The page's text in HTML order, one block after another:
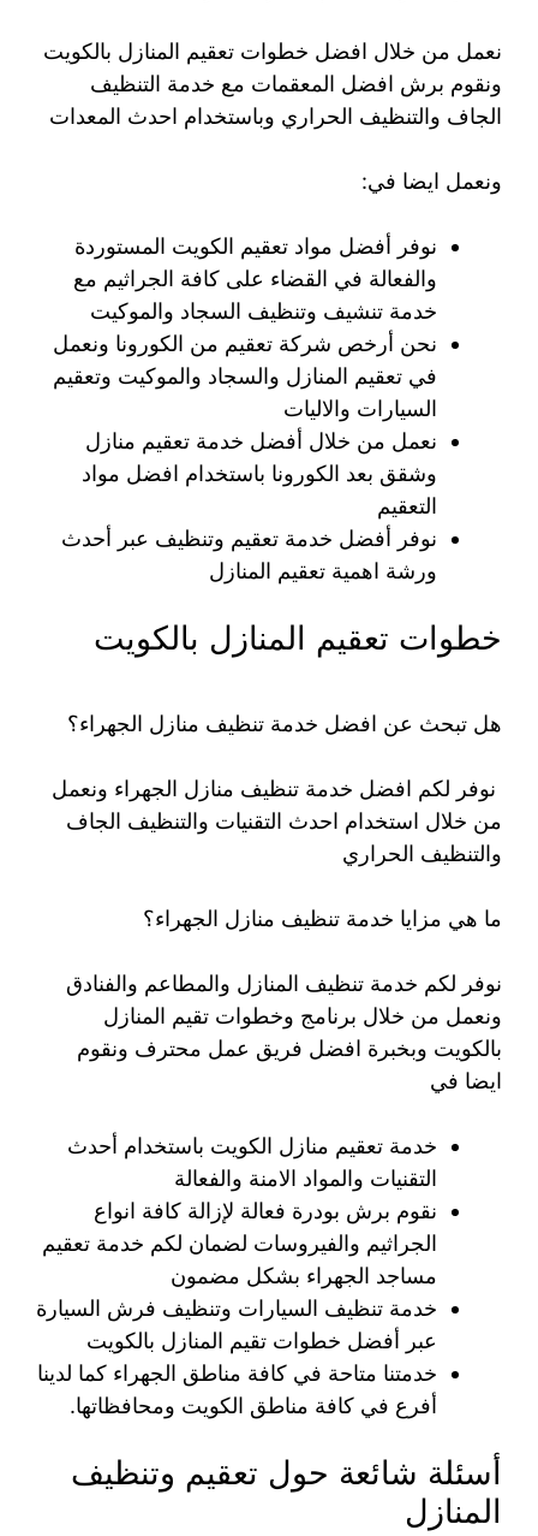
نعمل من خلال افضل خطوات تعقيم المنازل بالكويت
ونقوم برش افضل المعقمات مع خدمة التنظيف
الجاف والتنظيف الحراري وباستخدام احدث المعدات
ونعمل ايضا في:
نوفر أفضل مواد تعقيم الكويت المستوردة
والفعالة في القضاء على كافة الجراثيم مع
خدمة تنشيف وتنظيف السجاد والموكيت
نحن أرخص شركة تعقيم من الكورونا ونعمل
في تعقيم المنازل والسجاد والموكيت وتعقيم
السيارات والاليات
نعمل من خلال أفضل خدمة تعقيم منازل
وشقق بعد الكورونا باستخدام افضل مواد
التعقيم
نوفر أفضل خدمة تعقيم وتنظيف عبر أحدث
ورشة اهمية تعقيم المنازل
خطوات تعقيم المنازل بالكويت
هل تبحث عن افضل خدمة تنظيف منازل الجهراء؟
نوفر لكم افضل خدمة تنظيف منازل الجهراء ونعمل
من خلال استخدام احدث التقنيات والتنظيف الجاف
والتنظيف الحراري
ما هي مزايا خدمة تنظيف منازل الجهراء؟
نوفر لكم خدمة تنظيف المنازل والمطاعم والفنادق
ونعمل من خلال برنامج وخطوات تقيم المنازل
بالكويت وبخبرة افضل فريق عمل محترف ونقوم
ايضا في
خدمة تعقيم منازل الكويت باستخدام أحدث
التقنيات والمواد الامنة والفعالة
نقوم برش بودرة فعالة لإزالة كافة انواع
الجراثيم والفيروسات لضمان لكم خدمة تعقيم
مساجد الجهراء بشكل مضمون
خدمة تنظيف السيارات وتنظيف فرش السيارة
عبر أفضل خطوات تقيم المنازل بالكويت
خدمتنا متاحة في كافة مناطق الجهراء كما لدينا
أفرع في كافة مناطق الكويت ومحافظاتها.
أسئلة شائعة حول تعقيم وتنظيف
المنازل